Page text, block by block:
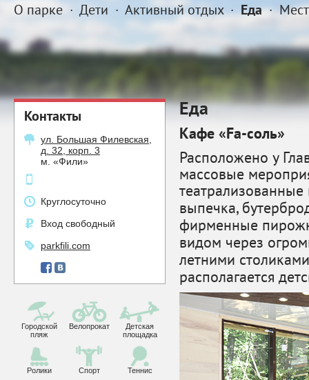
О парке · Дети · Активный отдых · Еда ·
Контакты
ул. Большая Филевская,
д. 32, корп. 3
м. «Фили»
Круглосуточно
Вход свободный
parkfili.com
Городской
пляж
Велопрокат
Детская
площадка
Ролики Спорт Теннис
Еда
Кафе «Fa-соль»
Расположено у
массовые
выпечка,
фирменные
видом через
летними
располагается